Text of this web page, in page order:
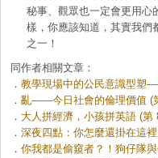
秘事、觀眾也一定會更用心
樣，你應該知道，其實我們
之一！
同作者相關文章：
． 教學現場中的公民意識型塑
． 亂——今日社會的倫理價值 (
． 大人拼經濟，小孩拼英語 (第
． 深夜四點：你怎麼還掛在這
． 你我都是偷窺者？！狗仔隊